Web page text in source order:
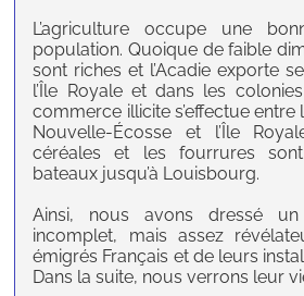
L’agriculture occupe une
population. Quoique de faible
sont riches et l’Acadie exporte
l’Île Royale et dans les
commerce illicite s’effectue entre
Nouvelle-Écosse et l’Île
céréales et les fourrures
bateaux jusqu’à Louisbourg.
Ainsi, nous avons dressé un
incomplet, mais assez
émigrés Français et de leurs
Dans la suite, nous verrons leur